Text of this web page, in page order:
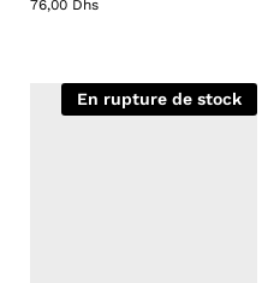
76,00 Dhs
En rupture de stock